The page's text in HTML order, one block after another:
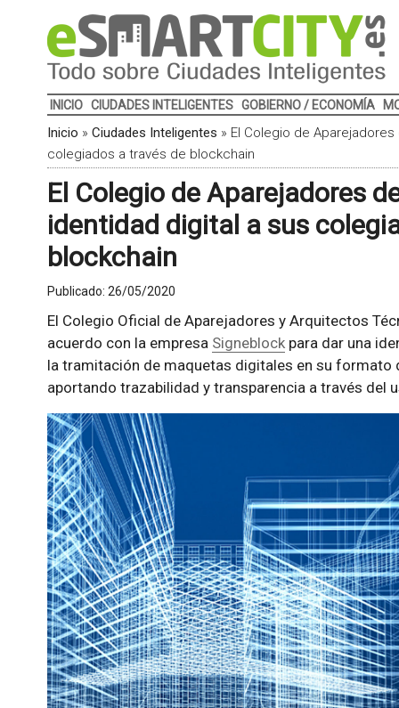
INICIO CIUDADES INTELIGENTES GOBIERNO / ECONOMÍA
Inicio » Ciudades Inteligentes » El Colegio de
colegiados a través de blockchain
El Colegio de Aparejadores
identidad digital a sus
blockchain
Publicado: 26/05/2020
El Colegio Oficial de Aparejadores y Arquitectos
acuerdo con la empresa Signeblockpara dar una
la tramitación de maquetas digitales en su formato
aportando trazabilidad y transparencia a través del